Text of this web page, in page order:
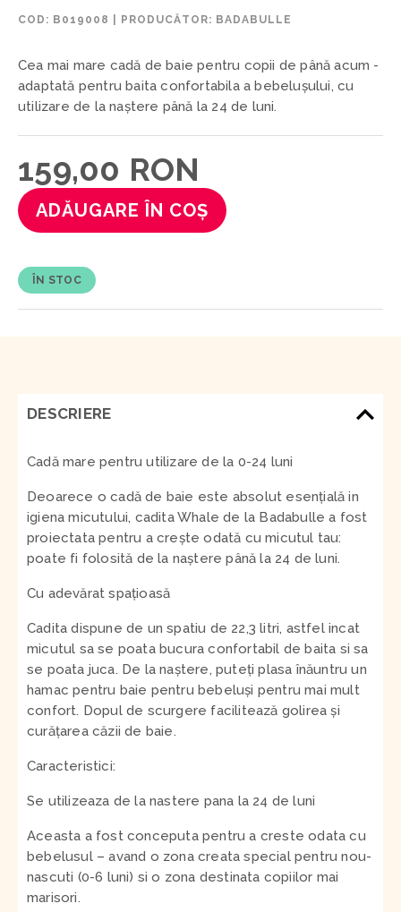
COD: B019008 PRODUCĂTOR: BADABULLE
Cea mai mare cadă de baie pentru copii de până acum -
adaptată pentru baita confortabila a bebelușului, cu
utilizare de la naștere până la 24 de luni.
159,00 RON
ADĂUGARE ÎN COȘ
ÎN STOC
DESCRIERE
Cadă mare pentru utilizare de la 0-24 luni
Deoarece o cadă de baie este absolut esențială in
igiena micutului, cadita Whale de la Badabulle a fost
proiectata pentru a crește odată cu micutul tau:
poate fi folosită de la naștere până la 24 de luni.
Cu adevărat spațioasă
Cadita dispune de un spatiu de 22,3 litri, astfel incat
micutul sa se poata bucura confortabil de baita si sa
se poata juca. De la naștere, puteți plasa înăuntru un
hamac pentru baie pentru bebeluși pentru mai mult
confort. Dopul de scurgere facilitează golirea și
curățarea căzii de baie.
Caracteristici:
Se utilizeaza de la nastere pana la 24 de luni
Aceasta a fost conceputa pentru a creste odata cu
bebelusul – avand o zona creata special pentru nou-
nascuti (0-6 luni) si o zona destinata copiilor mai
marisori.